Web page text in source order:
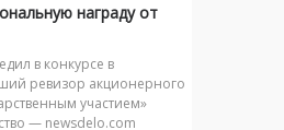
награду от
в конкурсе в
ревизор акционерного
участием»
— newsdelo.com